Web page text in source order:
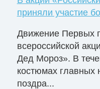
приняли участие
Движение Первых
всероссийской
Дед Мороз». В
костюмах главных
поздра...